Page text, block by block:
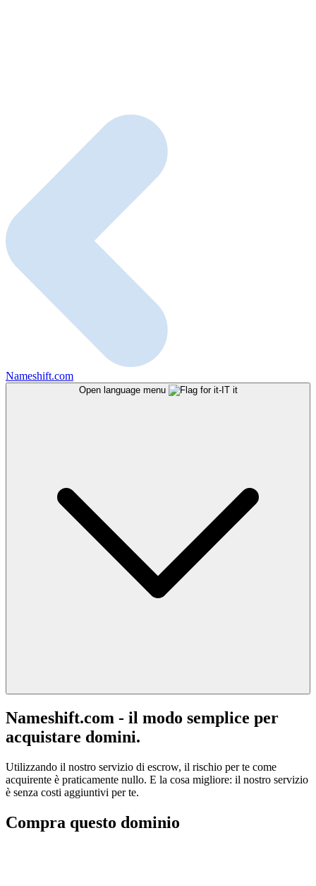
Nameshift.com
Open language menu it
Nameshift.com - il modo semplice per
acquistare domini.
Utilizzando il nostro servizio di escrow, il rischio per te come
acquirente è praticamente nullo. E la cosa migliore: il nostro servizio
è senza costi aggiuntivi per te.
Compra questo dominio